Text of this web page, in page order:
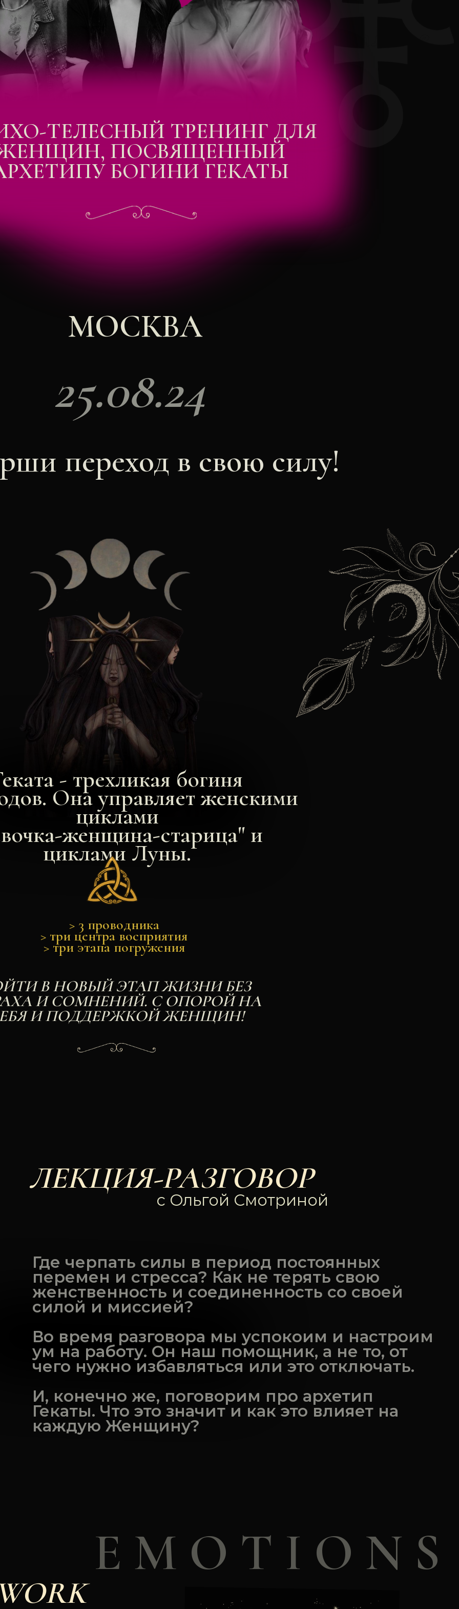
ТЕЛЕСНЫЙ ТРЕНИНГ ДЛЯ
ПОСВЯЩЕННЫЙ
БОГИНИ ГЕКАТЫ
25.08.24
МОСКВА
переход в свою силу!
- трехликая богиня
Она управляет женскими
циклами
женщина-старица" и
циклами Луны.
В НОВЫЙ ЭТАП ЖИЗНИ БЕЗ
И СОМНЕНИЙ. С ОПОРОЙ НА
И ПОДДЕРЖКОЙ ЖЕНЩИН!
> 3 проводника
> три центра восприятия
> три этапа погружения
ЛЕКЦИЯ-РАЗГОВОР
с Ольгой Смотриной
Где черпать силы в период постоянных
перемен и стресса? Как не терять свою
женственность и соединенность со своей
силой и миссией?
Во время разговора мы успокоим и настроим
ум на работу. Он наш помощник, а не то, от
чего нужно избавляться или это отключать.
И, конечно же, поговорим про архетип
Гекаты. Что это значит и как это влияет на
каждую Женщину?
E M O T I O N S